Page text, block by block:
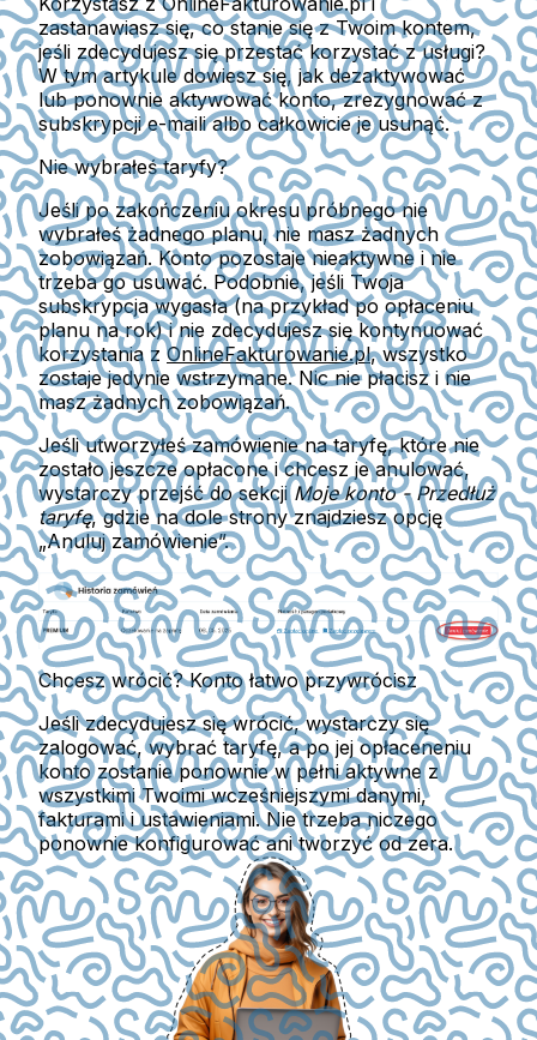
zastanawiasz się, co stanie się z Twoim kontem,
jeśli zdecydujesz się przestać korzystać z usługi?
W tym artykule dowiesz się, jak dezaktywować
lub ponownie aktywować konto, zrezygnować z
subskrypcji e-maili albo całkowicie je usunąć.
Nie wybrałeś taryfy?
Jeśli po zakończeniu okresu próbnego nie
wybrałeś żadnego planu, nie masz żadnych
zobowiązań. Konto pozostajenieaktywne i nie
trzeba go usuwać.Podobnie, jeśli Twoja
subskrypcja wygasła (na przykład po opłaceniu
planu na rok) i nie zdecydujesz się kontynuować
korzystania zOnlineFakturowanie.pl, wszystko
zostaje jedynie wstrzymane.Nic nie płacisz i nie
masz żadnych zobowiązań.
Jeśli utworzyłeś zamówienie na taryfę, które nie
zostało jeszcze opłacone i chcesz je anulować,
wystarczy przejść do sekcjiMoje konto - Przedłuż
taryfę, gdzie na dole strony znajdziesz opcję
„Anuluj zamówienie”.
Chcesz wrócić? Konto łatwo przywrócisz
Jeśli zdecydujesz się wrócić, wystarczy się
zalogować, wybrać taryfę, a po jej opłaceneniu
konto zostanie ponownie w pełni aktywnez
wszystkimi Twoimi wcześniejszymi danymi,
fakturami i ustawieniami. Nie trzeba niczego
ponownie konfigurować ani tworzyć od zera.